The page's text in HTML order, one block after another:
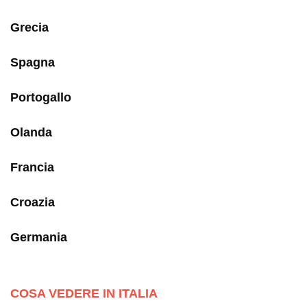
Grecia
Spagna
Portogallo
Olanda
Francia
Croazia
Germania
COSA VEDERE IN ITALIA